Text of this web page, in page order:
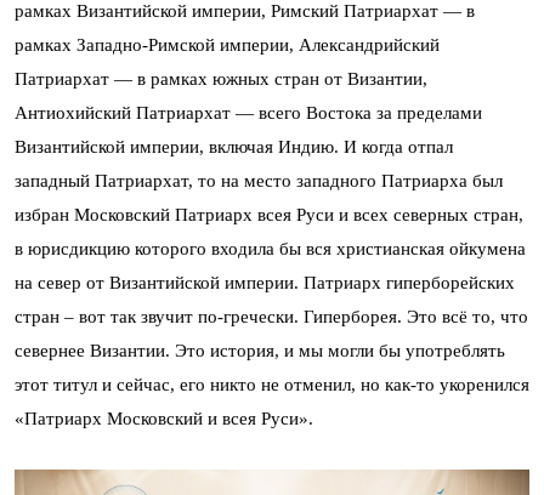
рамках Византийской империи, Римский Патриархат — в
рамках Западно-Римской империи, Александрийский
Патриархат — в рамках южных стран от Византии,
Антиохийский Патриархат — всего Востока за пределами
Византийской империи, включая Индию. И когда отпал
западный Патриархат, то на место западного Патриарха был
избран Московский Патриарх всея Руси и всех северных стран,
в юрисдикцию которого входила бы вся христианская ойкумена
на север от Византийской империи. Патриарх гиперборейских
стран – вот так звучит по-гречески. Гиперборея. Это всё то, что
севернее Византии. Это история, и мы могли бы употреблять
этот титул и сейчас, его никто не отменил, но как-то укоренился
«Патриарх Московский и всея Руси».